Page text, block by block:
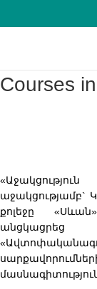
Courses
քոլեջը
անցկացրեց